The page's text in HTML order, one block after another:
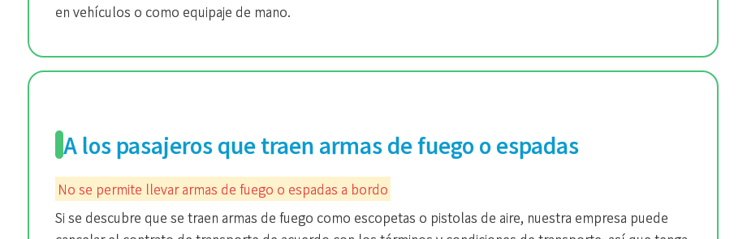
en vehículos o como equipaje de mano.
A los pasajeros que traen armas de fuego o espadas
No se permite llevar armas de fuego o espadas a bordo
Si se descubre que se traen armas de fuego como escopetas o pistolas de aire, nuestra empresa puede